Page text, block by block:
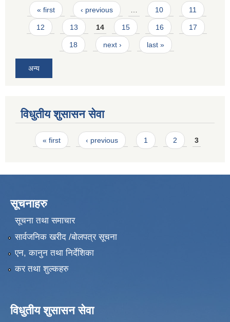
Pages
« first ‹ previous 10 11
12 13 14 15 16 17
18 next › last »
अन्य
विधुतीय शुसासन सेवा
Pages
« first ‹ previous 1 2 3
सूचनाहरु
सूचना तथा समाचार
सार्वजनिक खरीद /बोलपत्र सूचना
एन, कानुन तथा निर्देशिका
कर तथा शुल्कहरु
विधुतीय शुसासन सेवा